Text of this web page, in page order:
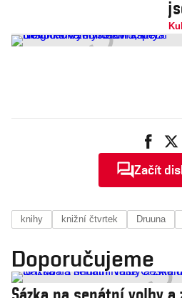
Začít
knihy knižní čtvrtek Druuna
Doporučujeme